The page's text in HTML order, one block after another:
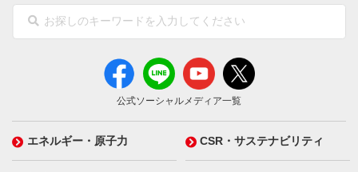
公式ソーシャルメディア一覧
エネルギー・原子力 CSR・サステナビリティ